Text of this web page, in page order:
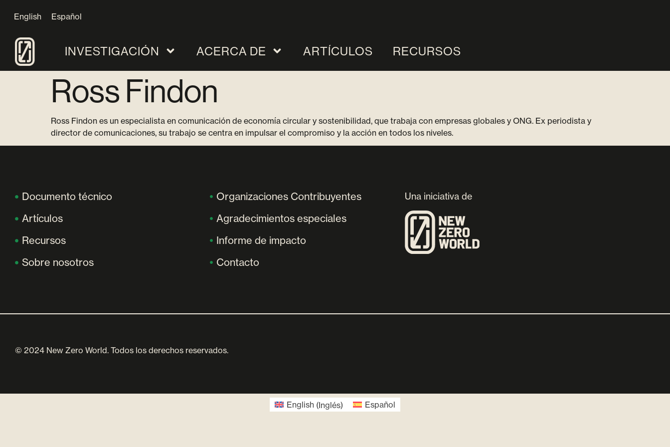
English Español
INVESTIGACIÓN ACERCA DE ARTÍCULOS RECURSOS
Ross Findon
Ross Findon es un especialista en comunicación de economía circular y sostenibilidad, que trabaja con empresas globales y ONG. Ex periodista y
director de comunicaciones, su trabajo se centra en impulsar el compromiso y la acción en todos los niveles.
Documento técnico
Artículos
Recursos
Sobre nosotros
Organizaciones Contribuyentes
Agradecimientos especiales
Informe de impacto
Contacto
Una iniciativa de
© 2024 New Zero World. Todos los derechos reservados.
English (Inglés) Español